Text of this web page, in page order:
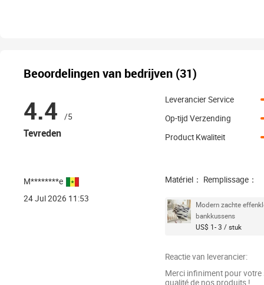
Beoordelingen van bedrijven (31)
4.4 /5
Tevreden
Leverancier Service
Op-tijd Verzending
Product Kwaliteit
M********e
24 Jul 2026 11:53
Matériel： Remplissage：
Modern zachte
bankkussens
US$ 1- 3 / stuk
Reactie van leverancier:
Merci infiniment pour votre
qualité de nos produits !